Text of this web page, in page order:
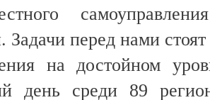
Задачи перед нами
на достойном
день среди 89